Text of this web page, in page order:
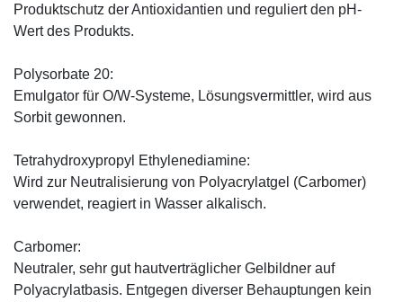
Produktschutz der Antioxidantien und reguliert den pH-
Wert des Produkts.
Polysorbate 20:
Emulgator für O/W-Systeme, Lösungsvermittler, wird aus
Sorbit gewonnen.
Tetrahydroxypropyl Ethylenediamine:
Wird zur Neutralisierung von Polyacrylatgel (Carbomer)
verwendet, reagiert in Wasser alkalisch.
Carbomer:
Neutraler, sehr gut hautverträglicher Gelbildner auf
Polyacrylatbasis. Entgegen diverser Behauptungen kein